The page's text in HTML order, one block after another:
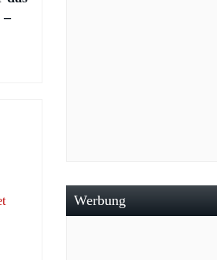
–
Werbung